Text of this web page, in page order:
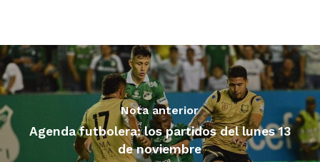
Nota anterior
Agenda futbolera: los partidos del lunes 13
de noviembre